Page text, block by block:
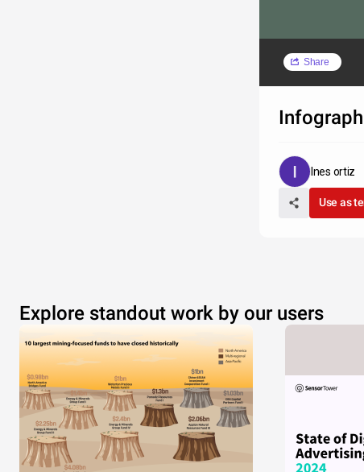
Share
Ines ortiz
Use as
Explore standout work by our users